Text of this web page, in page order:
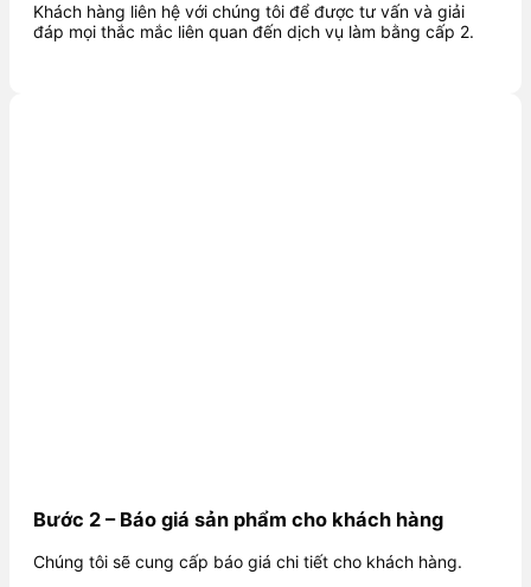
Khách hàng liên hệ với chúng tôi để được tư vấn và giải
đáp mọi thắc mắc liên quan đến dịch vụ làm bằng cấp 2.
Bước 2 – Báo giá sản phẩm cho khách hàng
Chúng tôi sẽ cung cấp báo giá chi tiết cho khách hàng.